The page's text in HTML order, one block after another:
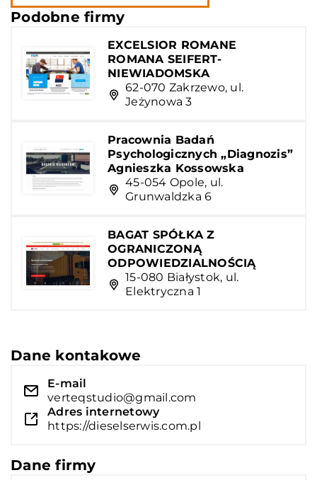
Podobne firmy
EXCELSIOR ROMANE
ROMANA SEIFERT-
NIEWIADOMSKA
62-070 Zakrzewo, ul.
Jeżynowa 3
Pracownia Badań
Psychologicznych „Diagnozis”
Agnieszka Kossowska
45-054 Opole, ul.
Grunwaldzka 6
BAGAT SPÓŁKA Z
OGRANICZONĄ
ODPOWIEDZIALNOŚCIĄ
15-080 Białystok, ul.
Elektryczna 1
Dane kontakowe
E-mail
verteqstudio@gmail.com
Adres internetowy
https://dieselserwis.com.pl
Dane firmy